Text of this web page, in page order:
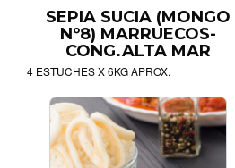
SEPIA SUCIA (MONGO
Nº8) MARRUECOS-
CONG.ALTA MAR
4 ESTUCHES X 6KG APROX.